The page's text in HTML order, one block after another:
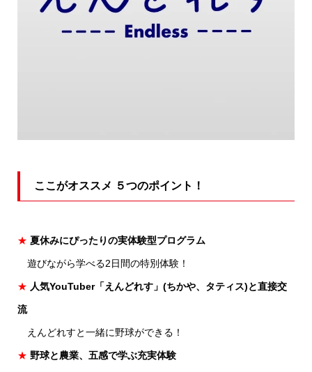
ここがオススメ ５つのポイント！
★ 夏休みにぴったりの実体験型プログラム
遊びながら学べる2日間の特別体験！
★ 人気YouTuber「えんどれす」(ちかや、タティス)と直接交
流
えんどれすと一緒に野球ができる！
★ 野球と農業、五感で学ぶ充実体験